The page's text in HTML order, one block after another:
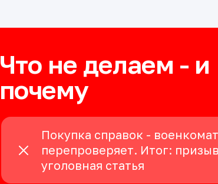
Что не делаем - и
почему
Покупка справок - военкомат
перепроверяет. Итог:
уголовная статья